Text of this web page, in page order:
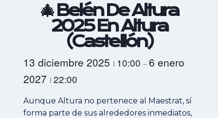
🎄 Belén De Altura
2025 En Altura
(Castellón)
13 diciembre 2025 I 10:00 –6 enero
2027 I 22:00
Aunque Altura no pertenece al Maestrat, sí
forma parte de sus alrededores inmediatos,